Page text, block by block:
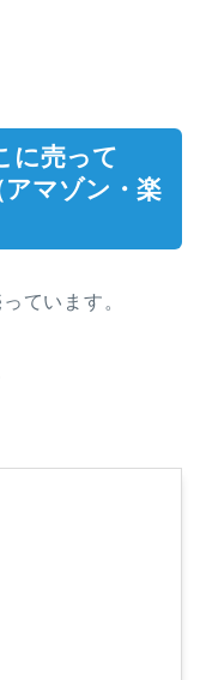
に売って
マゾン・楽
ています。